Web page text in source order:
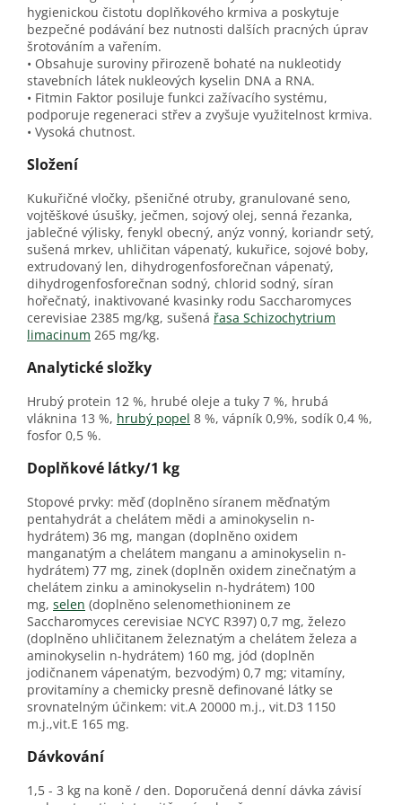
hygienickou čistotu doplňkového krmiva a poskytuje
bezpečné podávání bez nutnosti dalších pracných úprav
šrotováním a vařením.
• Obsahuje suroviny přirozeně bohaté na nukleotidy
stavebních látek nukleových kyselin DNA a RNA.
• Fitmin Faktor posiluje funkci zažívacího systému,
podporuje regeneraci střev a zvyšuje využitelnost krmiva.
• Vysoká chutnost.
Složení
Kukuřičné vločky, pšeničné otruby, granulované seno,
vojtěškové úsušky, ječmen, sojový olej, senná řezanka,
jablečné výlisky, fenykl obecný, anýz vonný, koriandr setý,
sušená mrkev, uhličitan vápenatý, kukuřice, sojové boby,
extrudovaný len, dihydrogenfosforečnan vápenatý,
dihydrogenfosforečnan sodný, chlorid sodný, síran
hořečnatý, inaktivované kvasinky rodu Saccharomyces
cerevisiae 2385 mg/kg, sušená řasa Schizochytrium
limacinum 265 mg/kg.
Analytické složky
Hrubý protein 12 %, hrubé oleje a tuky 7 %, hrubá
vláknina 13 %, hrubý popel 8 %, vápník 0,9%, sodík 0,4 %,
fosfor 0,5 %.
Doplňkové látky/1 kg
Stopové prvky: měď (doplněno síranem měďnatým
pentahydrát a chelátem mědi a aminokyselin n-
hydrátem) 36 mg, mangan (doplněno oxidem
manganatým a chelátem manganu a aminokyselin n-
hydrátem) 77 mg, zinek (doplněn oxidem zinečnatým a
chelátem zinku a aminokyselin n-hydrátem) 100
mg, selen (doplněno selenomethioninem ze
Saccharomyces cerevisiae NCYC R397) 0,7 mg, železo
(doplněno uhličitanem železnatým a chelátem železa a
aminokyselin n-hydrátem) 160 mg, jód (doplněn
jodičnanem vápenatým, bezvodým) 0,7 mg; vitamíny,
provitamíny a chemicky presně definované látky se
srovnatelným účinkem: vit.A 20000 m.j., vit.D3 1150
m.j.,vit.E 165 mg.
Dávkování
1,5 - 3 kg na koně / den. Doporučená denní dávka závisí